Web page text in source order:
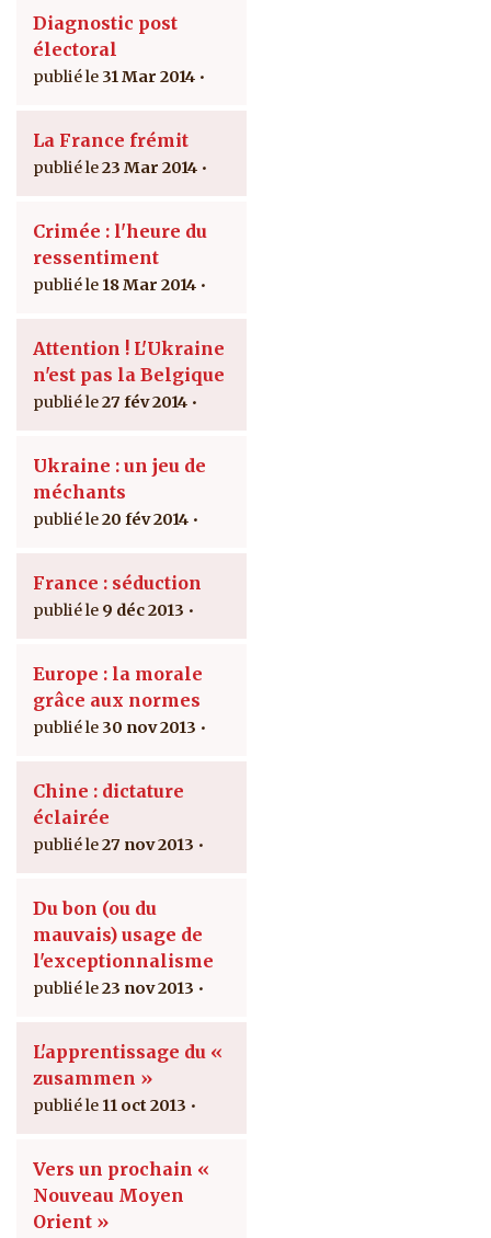
Diagnostic post
électoral
31 Mar 2014
La France frémit
23 Mar 2014
Crimée : l'heure du
ressentiment
18 Mar 2014
Attention ! L'Ukraine
n'est pas la Belgique
27 fév 2014
Ukraine : un jeu de
méchants
20 fév 2014
France : séduction
9 déc 2013
Europe : la morale
grâce aux normes
30 nov 2013
Chine : dictature
éclairée
27 nov 2013
Du bon (ou du
mauvais) usage de
l'exceptionnalisme
23 nov 2013
L'apprentissage du «
zusammen »
11 oct 2013
Vers un prochain «
Nouveau Moyen
Orient »